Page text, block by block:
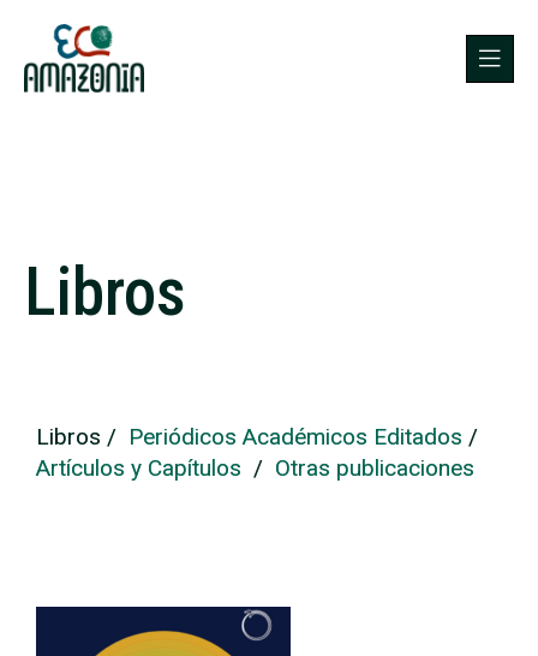
Libros
Libros / Periódicos Académicos Editados /
Artículos y Capítulos / Otras publicaciones